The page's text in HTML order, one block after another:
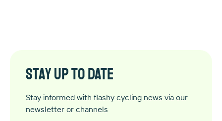
Stay up to date
Stay informed with flashy cycling news via our
newsletter or channels